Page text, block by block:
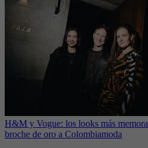
H&M y Vogue: los looks más
broche de oro a Colombiamoda